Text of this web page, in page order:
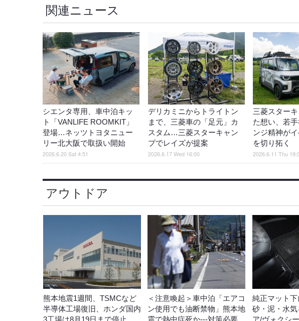
関連ニュース
シエンタ専用、車中泊キッ
ト「VANLIFE ROOMKIT」
登場…ネッツトヨタニュー
リー北大阪で取扱い開始
2026.6.20 Sat 4:51
デリカミニからトライトン
まで、三菱車の「足元」カ
スタム…三菱スターキャン
プでレイズが提案
2026.6.17 Wed 16:00
三菱スター
た想い、若
ンジ精神が
を切り拓く
2026.6.11 Thu
アウトドア
熊本地震1週間、TSMCなど
半導体工場復旧、ホンダ国内
3工場は8月19日まで停止
＜注意喚起＞車中泊「エアコ
ン使用でも油断禁物」熊本地
震で熱中症死か---対策必要
純正マット
砂・泥・水
ア/ヴォクシ